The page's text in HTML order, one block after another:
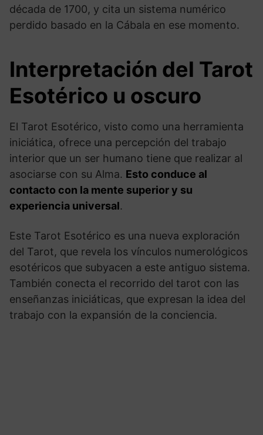
década de 1700, y cita un sistema numérico
perdido basado en la Cábala en ese momento.
Interpretación del Tarot
Esotérico u oscuro
El Tarot Esotérico, visto como una herramienta
iniciática, ofrece una percepción del trabajo
interior que un ser humano tiene que realizar al
asociarse con su Alma. Esto conduce al
contacto con la mente superior y su
experiencia universal.
Este Tarot Esotérico es una nueva exploración
del Tarot, que revela los vínculos numerológicos
esotéricos que subyacen a este antiguo sistema.
También conecta el recorrido del tarot con las
enseñanzas iniciáticas, que expresan la idea del
trabajo con la expansión de la conciencia.